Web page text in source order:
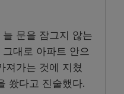
문을 잠그지 않는
대로 아파트 안으
져가는 것에 지쳤
쐈다고 진술했다.